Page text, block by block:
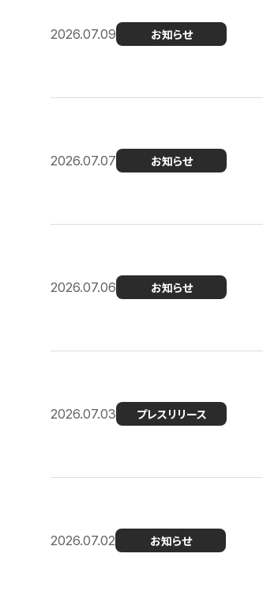
2026.07.09 お知らせ
2026.07.07 お知らせ
2026.07.06 お知らせ
2026.07.03 プレスリリース
2026.07.02 お知らせ